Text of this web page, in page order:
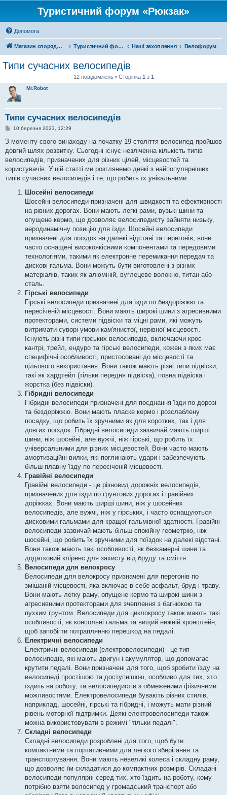
Туристичний форум «Рюкзак»
Допомога
Магазин спорядження Туристичний форум «Рюкзак» Наші захоплення Велофорум
Типи сучасних велосипедів
12 повідомлень • Сторінка 1 з 1
Mr.Robot
Типи сучасних велосипедів
П
в
д
о
л
е
10 березня 2023, 12:29
З моменту свого винаходу на початку 19 століття велосипед пройшов
довгий шлях розвитку. Сьогодні існує незліченна кількість типів
велосипедів, призначених для різних цілей, місцевостей та
користувачів. У цій статті ми розглянемо деякі з найпопулярніших
типів сучасних велосипедів і те, що робить їх унікальними.
Шосейні велосипеди
Шосейні велосипеди призначені для швидкості та ефективності
на рівних дорогах. Вони мають легкі рами, вузькі шини та
опущене кермо, що дозволяє велосипедисту зайняти низьку,
аеродинамічну позицію для їзди. Шосейні велосипеди
призначені для поїздок на далекі відстані та перегонів, вони
часто оснащені високоякісними компонентами та передовими
технологіями, такими як електронне перемикання передач та
дискові гальма. Вони можуть бути виготовлені з різних
матеріалів, таких як алюміній, вуглецеве волокно, титан або
сталь.
Гірські велосипеди
Гірські велосипеди призначені для їзди по бездоріжжю та
пересіченій місцевості. Вони мають широкі шини з агресивними
протекторами, системи підвіски та міцні рами, які можуть
витримати суворі умови кам'янистої, нерівної місцевості.
Існують різні типи гірських велосипедів, включаючи крос-
кантрі, трейл, ендуро та гірські велосипеди, кожен з яких має
специфічні особливості, пристосовані до місцевості та
цільового використання. Вони також мають різні типи підвіски,
такі як хардтейл (тільки передня підвіска), повна підвіска і
жорстка (без підвіски).
Гібридні велосипеди
Гібридні велосипеди призначені для поєднання їзди по дорозі
та бездоріжжю. Вони мають пласке кермо і розслаблену
посадку, що робить їх зручними як для коротких, так і для
довгих поїздок. Гібридні велосипеди зазвичай мають ширші
шини, ніж шосейні, але вужчі, ніж гірські, що робить їх
універсальними для різних місцевостей. Вони часто мають
амортизаційні вилки, які поглинають удари і забезпечують
більш плавну їзду по пересіченій місцевості.
Гравійні велосипеди
Гравійні велосипеди - це різновид дорожніх велосипедів,
призначених для їзди по ґрунтових дорогах і гравійних
доріжках. Вони мають ширші шини, ніж у шосейних
велосипедів, але вужчі, ніж у гірських, і часто оснащуються
дисковими гальмами для кращої гальмівної здатності. Гравійні
велосипеди зазвичай мають більш спокійну геометрію, ніж
шосейні, що робить їх зручними для поїздок на далекі відстані.
Вони також мають такі особливості, як безкамерні шини та
додатковий кліренс для захисту від бруду та сміття.
Велосипеди для велокросу
Велосипеди для велокросу призначені для перегонів по
змішаній місцевості, яка включає в себе асфальт, бруд і траву.
Вони мають легку раму, опущене кермо та широкі шини з
агресивними протекторами для зчеплення з багнюкою та
пухким ґрунтом. Велосипеди для циклокросу також мають такі
особливості, як консольні гальма та вищий нижній кронштейн,
щоб запобігти потраплянню перешкод на педалі.
Електричні велосипеди
Електричні велосипеди (електровелосипеди) - це тип
велосипедів, які мають двигун і акумулятор, що допомагає
крутити педалі. Вони призначені для того, щоб зробити їзду на
велосипеді простішою та доступнішою, особливо для тих, хто
їздить на роботу, та велосипедистів з обмеженими фізичними
можливостями. Електровелосипеди бувають різних стилів,
наприклад, шосейні, гірські та гібридні, і можуть мати різний
рівень моторної підтримки. Деякі електровелосипеди також
можна використовувати в режимі "тільки педалі".
Складні велосипеди
Складні велосипеди розроблені для того, щоб бути
компактними та портативними для легкого зберігання та
транспортування. Вони мають невеликі колеса і складну раму,
що дозволяє їм складатися до компактних розмірів. Складані
велосипеди популярні серед тих, хто їздить на роботу, кому
потрібно взяти велосипед у громадський транспорт або